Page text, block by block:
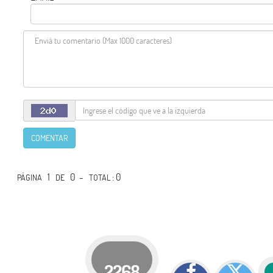
COMENTAR
PÁGINA 1 DE 0 -TOTAL: 0